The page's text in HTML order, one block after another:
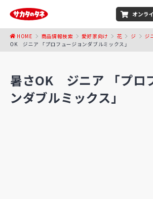
オンラ
HOME 商品情報検索 愛好家向け 花 ジ ジ
OK ジニア 「プロフュージョンダブルミックス」
暑さOK ジニア 「プロ
ンダブルミックス」